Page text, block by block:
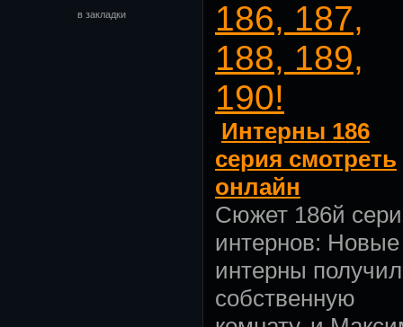
в закладки
186, 187,
188, 189,
190!
Интерны 186
серия смотреть
онлайн
Сюжет 186й
интернов: Новые
интерны
собственную